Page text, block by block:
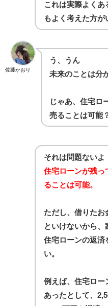
これは実際よくあ
もよく考えた方が
佐藤かおり
う、うん
未来のことは分
じゃあ、住宅ロ
売ることは可能
それは問題ないよ
住宅ローンが残っ
ることは可能。
ただし、借りたお
といけないから、
住宅ローンの返済
い。
例えば、住宅ロー
あったとして、